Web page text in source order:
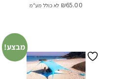
₪65.00 לא כולל מע"מ
מבצע!